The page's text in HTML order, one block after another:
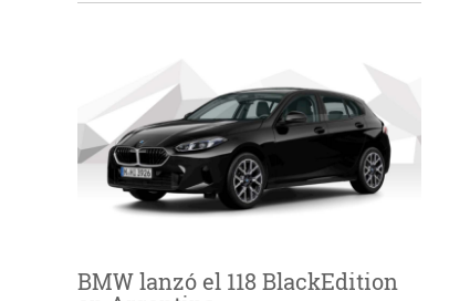
BMW lanzó el 118 BlackEdition